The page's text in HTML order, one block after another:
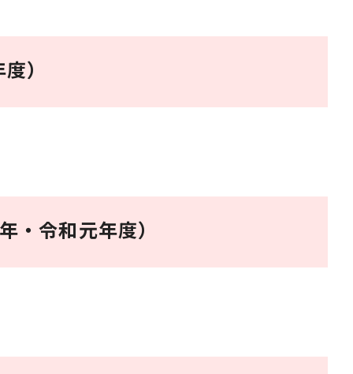
）
・令和元年度）